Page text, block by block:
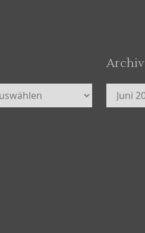
Archiv
Archiv